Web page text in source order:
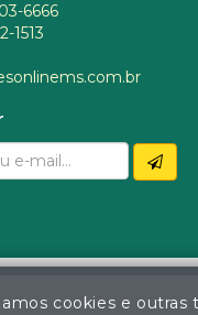
6666
1513
cookies e outras